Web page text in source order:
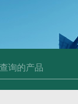
浅层地源热泵空调